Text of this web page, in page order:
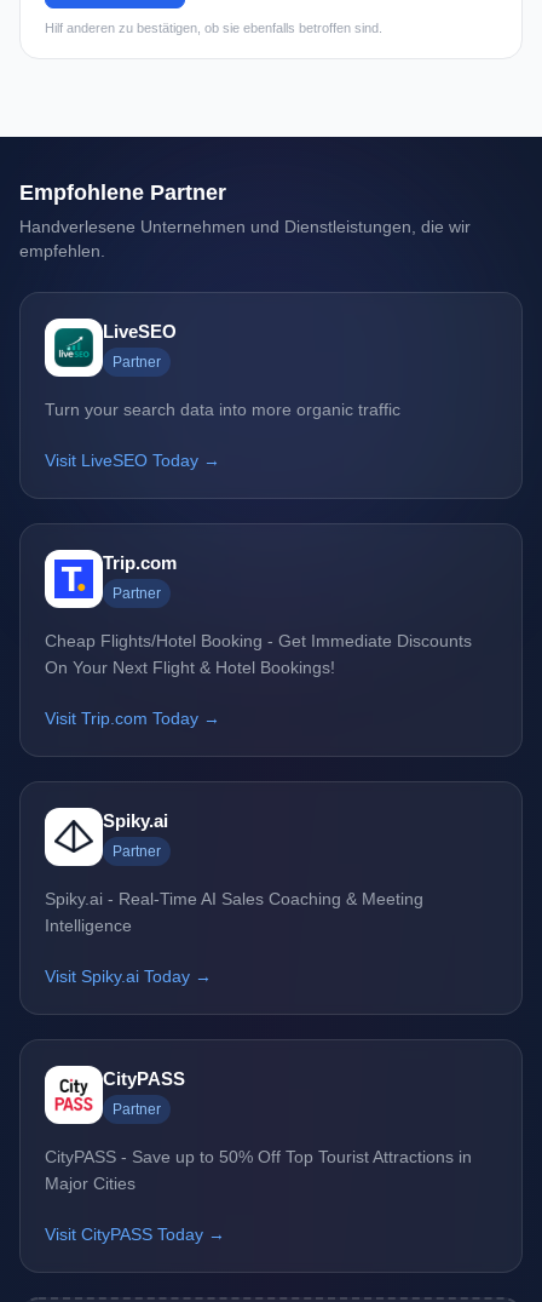
Hilf anderen zu bestätigen, ob sie ebenfalls betroffen sind.
Empfohlene Partner
Handverlesene Unternehmen und Dienstleistungen, die wir
empfehlen.
LiveSEO
Partner
Turn your search data into more organic traffic
Visit LiveSEO Today →
Trip.com
Partner
Cheap Flights/Hotel Booking - Get Immediate Discounts
On Your Next Flight & Hotel Bookings!
Visit Trip.com Today →
Spiky.ai
Partner
Spiky.ai - Real-Time AI Sales Coaching & Meeting
Intelligence
Visit Spiky.ai Today →
CityPASS
Partner
CityPASS - Save up to 50% Off Top Tourist Attractions in
Major Cities
Visit CityPASS Today →